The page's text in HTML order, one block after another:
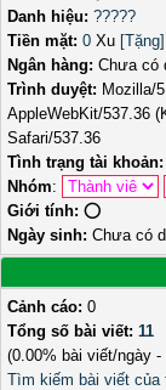
Danh hiệu: ?????
Tiền mặt: 0 Xu [Tặng]
Ngân hàng: Chưa có
Trình duyệt: Mozilla/
AppleWebKit/537.36
Safari/537.36
Tình trạng tài khoản:
Nhóm:
Giới tính: ⭕️
Ngày sinh: Chưa có
Cảnh cáo: 0
Tổng số bài viết: 11
(0.00% bài viết/ngày
Tìm kiếm bài viết của